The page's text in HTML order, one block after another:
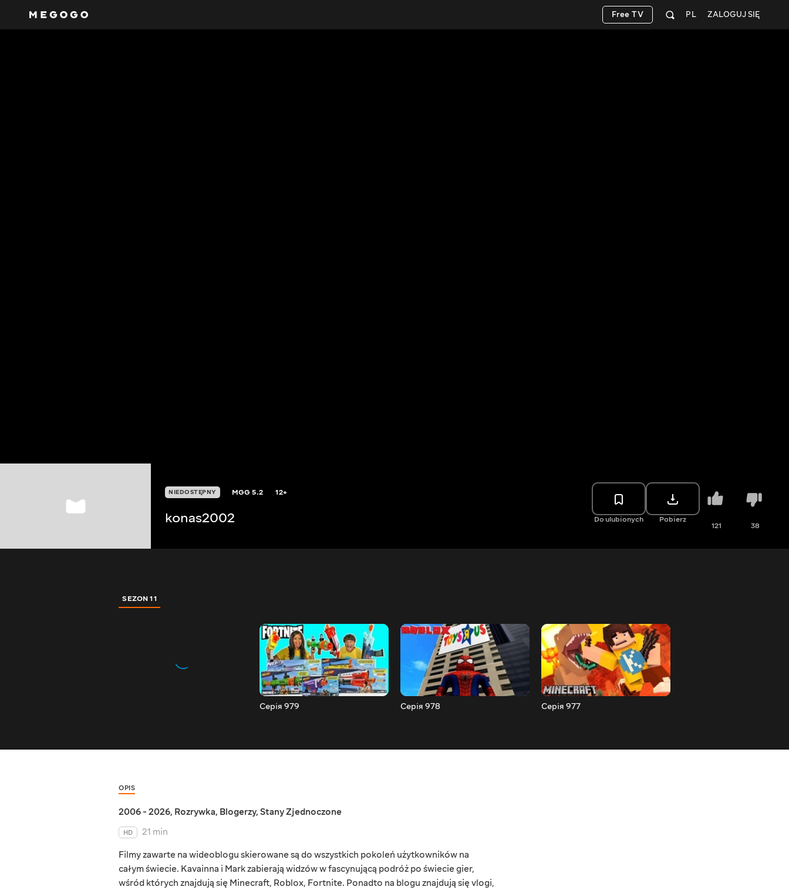
ZALOGUJ SIĘ
PL
Free TV
NIEDOSTĘPNY MGG5.2 12+
konas2002 Do ulubionych Pobierz
121 38
SEZON 11
Серія 979 Серія 978 Серія 977
OPIS
2006 - 2026, Rozrywka, Blogerzy, Stany Zjednoczone
HD
21 min
Filmy zawarte na wideoblogu skierowane są do wszystkich pokoleń użytkowników na
całym świecie. Kavainna i Mark zabierają widzów w fascynującą podróż po świecie gier,
wśród których znajdują się Minecraft, Roblox, Fortnite. Ponadto na blogu znajdują się vlogi,